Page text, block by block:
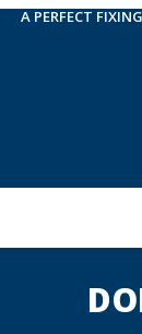
A PERFECT